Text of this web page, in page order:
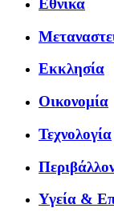
Εθνικά
Εκκλησία
Οικονομία
Τεχνολογία
Υγεία &